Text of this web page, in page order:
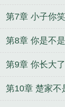
第7章 小子你
第8章 你是不
第9章 你长大了
第10章 楚家不